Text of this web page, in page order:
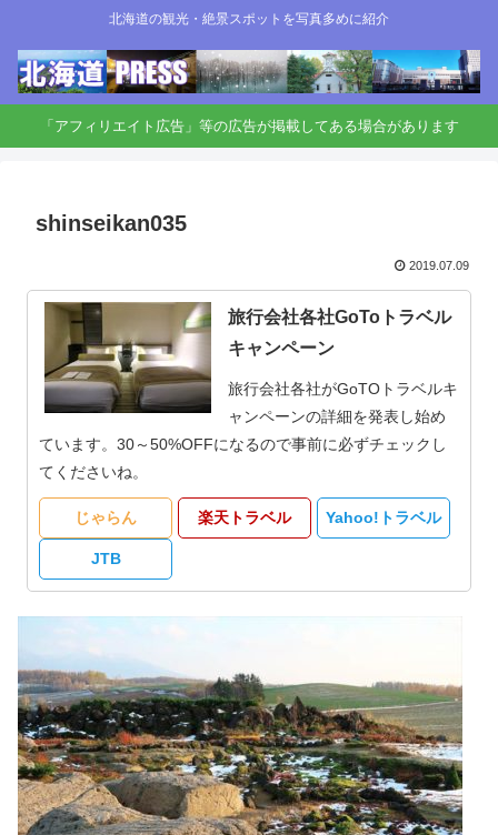
北海道の観光・絶景スポットを写真多めに紹介
「アフィリエイト広告」等の広告が掲載してある場合があります
shinseikan035
2019.07.09
旅行会社各社GoToトラベル
キャンペーン
旅行会社各社がGoTOトラベルキ
ャンペーンの詳細を発表し始め
ています。30～50%OFFになるので事前に必ずチェックし
てくださいね。
じゃらん 楽天トラベル Yahoo!トラベル
JTB